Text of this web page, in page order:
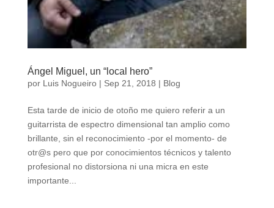
Ángel Miguel, un “local hero”
por Luis Nogueiro| Sep 21, 2018 | Blog
Esta tarde de inicio de otoño me quiero referir a un
guitarrista de espectro dimensional tan amplio como
brillante, sin el reconocimiento -por el momento- de
otr@s pero que por conocimientos técnicos y talento
profesional no distorsiona ni una micra en este
importante...